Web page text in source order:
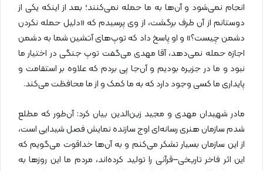
انجام نمی‌شود و آن‌ها به ما حمله نمی‌کنند؛ بعد از اینکه یکی از
دوستانم از آن طرف برگشت، از وی پرسیدم که «دلیل حمله نکردن
دشمن چیست؟» و او پاسخ داد که توپ‌های آتشین شما به دشمن
اجازه حمله نمی‌دهد، آقا مهدی می‌گفت توپ‌ جنگی در اختیار ما
نبود و ما در جزیره بودیم و آن‌جا پی بردم که علاوه بر استقامت و
پایداری ما کسی وجود دارد که به ما کمک و از ما محافظت می‌کند.
مادر شهیدان مهدی و مجید زین‌الدین بیان کرد: آن‌طور که مطلع
شدم سازمان هنری رسانه‌ای اوج سازنده نمایش فصل شیدایی است،
از این سازمان بسیار تشکر می‌کنم و به ‌آن‌ها خداقوت می‌گویم که
این اثر فاخر تاریخی–قرآنی را تولید کرده‌اند، مردم ما این روز‌ها به